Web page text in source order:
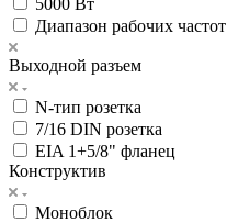
Диапазон рабочих частот
Выходной разъем
N-тип розетка
7/16 DIN розетка
EIA 1+5/8" фланец
Конструктив
Моноблок